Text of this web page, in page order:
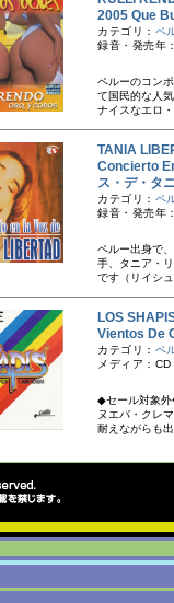
2005 Que
カテゴリ： ペ
録音・発売年
ペルーのコン
て国民的な人
ナイスなエロ
TANIA
Concierto
ス・デ・タ
カテゴリ： ペ
録音・発売年
ペルー出身で
手、タニア・
です（リイシ
LOS
Vientos De
カテゴリ： ペ
メディア：CD
◆セール対象外
ヌエバ・クレ
耐えながらも